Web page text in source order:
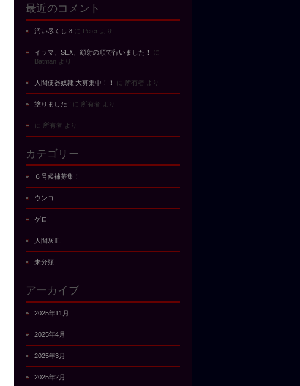
最近のコメント
汚い尽くし 8 に Peter より
イラマ、SEX、顔射の順で行いました！
に
Batman より
人間便器奴隷 大募集中！！ に 所有者 より
塗りました!! に 所有者 より
に 所有者 より
カテゴリー
６号候補募集！
ウンコ
ゲロ
人間灰皿
未分類
アーカイブ
2025年11月
2025年4月
2025年3月
2025年2月